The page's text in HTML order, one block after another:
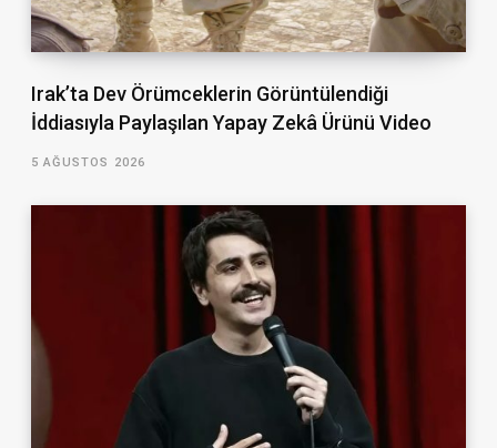
Irak’ta Dev Örümceklerin Görüntülendiği
İddiasıyla Paylaşılan Yapay Zekâ Ürünü Video
5 AĞUSTOS 2026